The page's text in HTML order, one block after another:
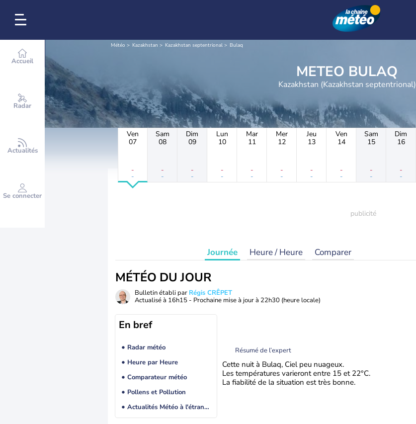
Accueil
Radar
Actualités
Se connecter
Météo Kazakhstan Kazakhstan septentrional Bulaq
METEO BULAQ
Kazakhstan (Kazakhstan septentrional)
Ven
07
-
-
Sam
08
-
-
Dim
09
-
-
Lun
10
-
-
Mar
11
-
-
Mer
12
-
-
Jeu
13
-
-
Ven
14
-
-
Sam
15
-
-
Dim
16
-
-
Journée Heure / Heure Comparer
MÉTÉO DU JOUR
Bulletin établi par Régis CRÊPET
Actualisé à 16h15 - Prochaine mise à jour à 22h30 (heure locale)
En bref
Radar météo
Heure par Heure
Comparateur météo
Pollens et Pollution
Actualités Météo à l'étranger
Résumé de l’expert
Cette nuit à Bulaq, Ciel peu nuageux.
Les températures varieront entre 15 et 22°C.
La fiabilité de la situation est très bonne.